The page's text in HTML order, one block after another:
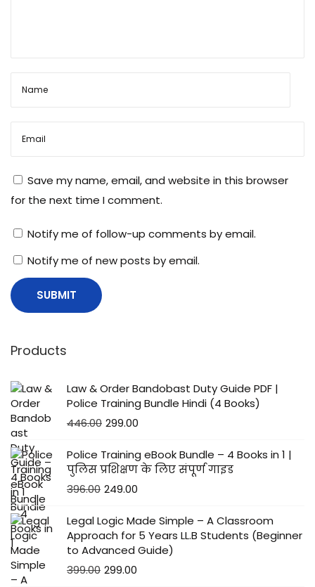
का
री
का
Save my name, email, and website in this browser
for the next time I comment.
Notify me of follow-up comments by email.
Notify me of new posts by email.
Products
Law & Order Bandobast Duty Guide PDF |
Police Training Bundle Hindi (4 Books)
446.00 299.00
Police Training eBook Bundle – 4 Books in 1 |
पुलिस प्रशिक्षण के लिए संपूर्ण गाइड
396.00 249.00
Legal Logic Made Simple – A Classroom
Approach for 5 Years LL.B Students (Beginner
to Advanced Guide)
399.00 299.00